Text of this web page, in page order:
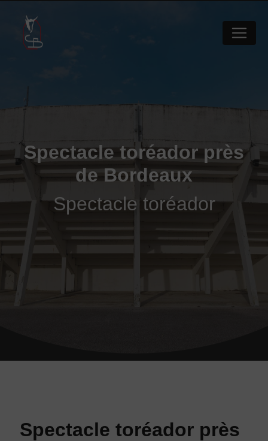
Spectacle toréador près
de Bordeaux
Spectacle toréador
Spectacle toréador près